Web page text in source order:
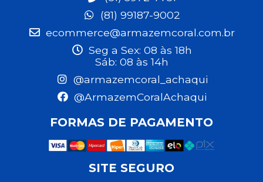
(81) 99187-9002
ecommerce@armazemcoral.com.br
Seg a Sex: 08 às 18h
Sáb: 08 às 14h
@armazemcoral_achaqui
@ArmazemCoralAchaqui
FORMAS DE PAGAMENTO
SITE SEGURO